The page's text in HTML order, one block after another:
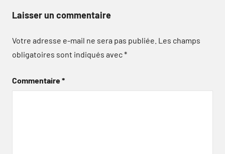
Laisser un commentaire
Votre adresse e-mail ne sera pas publiée. Les champs
obligatoires sont indiqués avec*
Commentaire*